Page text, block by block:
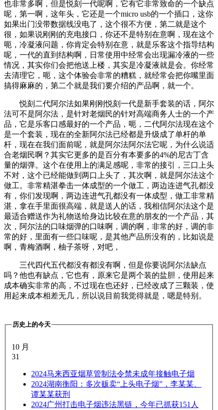
也非常多啊，但是悦刻一代呢啊，它有它非常致命的一个缺点
呢，第一啊，这年头，它还是一个micro usb的一个插口，这你
如果出门没带数据线没电了，这个很不方便，第二就是这个
很，如果说刚刚的充电接口，你还不是特别在意啊，现在这个
呃，冷凝液问题，你肯定会特别在意，就是乐客这个指导结构
呢，一代的直到结构啊，日常使用中经常会出现漏冷液的一些
情况，其实你们会把他送上楼，其实是冷凝液就是会。你经常
去清理它，呃，这个体验会非常的糟糕，就经常会把你嘴里面
搞得麻麻的，第二个就是我们要介绍的产品啊，就一个。
悦刻二代阿尔法如果刚刚悦刻一代是新手套装的话，阿尔
法可不是阿尔法，是针对老烟民的针对高端商务人士的一个产
品，它是乐客口感最好的一个产品，呃，二代阿尔法现在这个
是一个套装，现在的全新阿尔法已经都是升级成了单杆的单
杆，现在在我们面前呢，就是阿尔法阿尔法它呢，为什么说适
合老烟民啊？其实它更多的是百分有本要多的4%的尼古丁含
量的烟弹。这个在使用上的满足感呢，非常的接引，三口上头
不对，这个已经能做到两口上头了，其次啊，就是阿尔法这个
做工。非常精湛拳击一体成型的一个做工，两边连进气孔都没
有，你们发现啊，两边连进气孔都没有一体成型，做工非常精
湛，拿在手里面很高端，就是送人的话，我相信阿尔法这个是
最适合赠送作为礼物送给身边比较在意的朋友的一个产品，其
次，阿尔法的口味烟弹的口味啊，调的啊，非常的好，调的非
常的好，里面有一些口味呢，是其他产品所没有的，比如说是
啊，青梅酒啊，柚子茶呀，对吧，
三代四代五代都没有都没有啊，但是你要说阿尔法缺点
吗？他也有缺点，它也有，原来它是两个装的盐胆，使用起来
成本确实非常的高，不过现在也还好，已经改成了三颗装，使
用起来成本相差无几，所以说目前我觉得就是，嗯是特别。
历史上的今天
10 月
31
2024马来西亚烟草管制法令禁未成年接触电子烟
2024湖南衡阳：多次贩卖“上头电子烟”，李某某、
谭某某获刑
2024广州打击电子烟违法黑链，今年已抓获151人